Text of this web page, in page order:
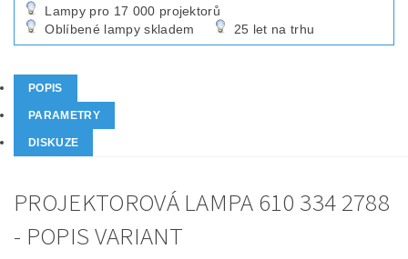
Lampy pro 17 000 projektorů
Oblíbené lampy skladem
25 let na trhu
POPIS
PARAMETRY
DISKUZE
PROJEKTOROVÁ LAMPA 610 334 2788
- POPIS VARIANT